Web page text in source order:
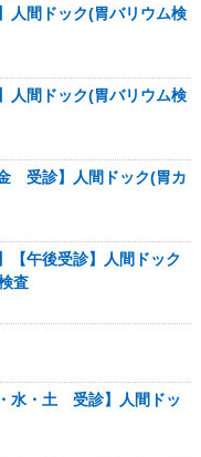
人間ドック(胃バリウム検
人間ドック(胃バリウム検
受診】人間ドック(胃カ
【午後受診】人間ドック
査
水・土 受診】人間ドッ